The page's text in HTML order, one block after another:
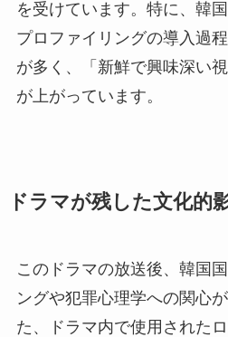
を受けています。特に、韓
プロファイリングの導入過
が多く、「新鮮で興味深い
が上がっています。
ドラマが残した文化的
このドラマの放送後、韓国
ングや犯罪心理学への関心
た、ドラマ内で使用された